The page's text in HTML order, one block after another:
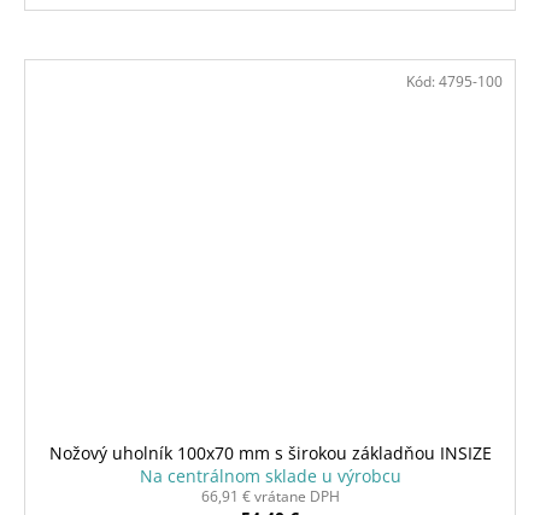
Nožový uholník 100x70 mm s širokou základňou INSIZE
Na centrálnom sklade u výrobcu
66,91 € vrátane DPH
Kód: 4795-100